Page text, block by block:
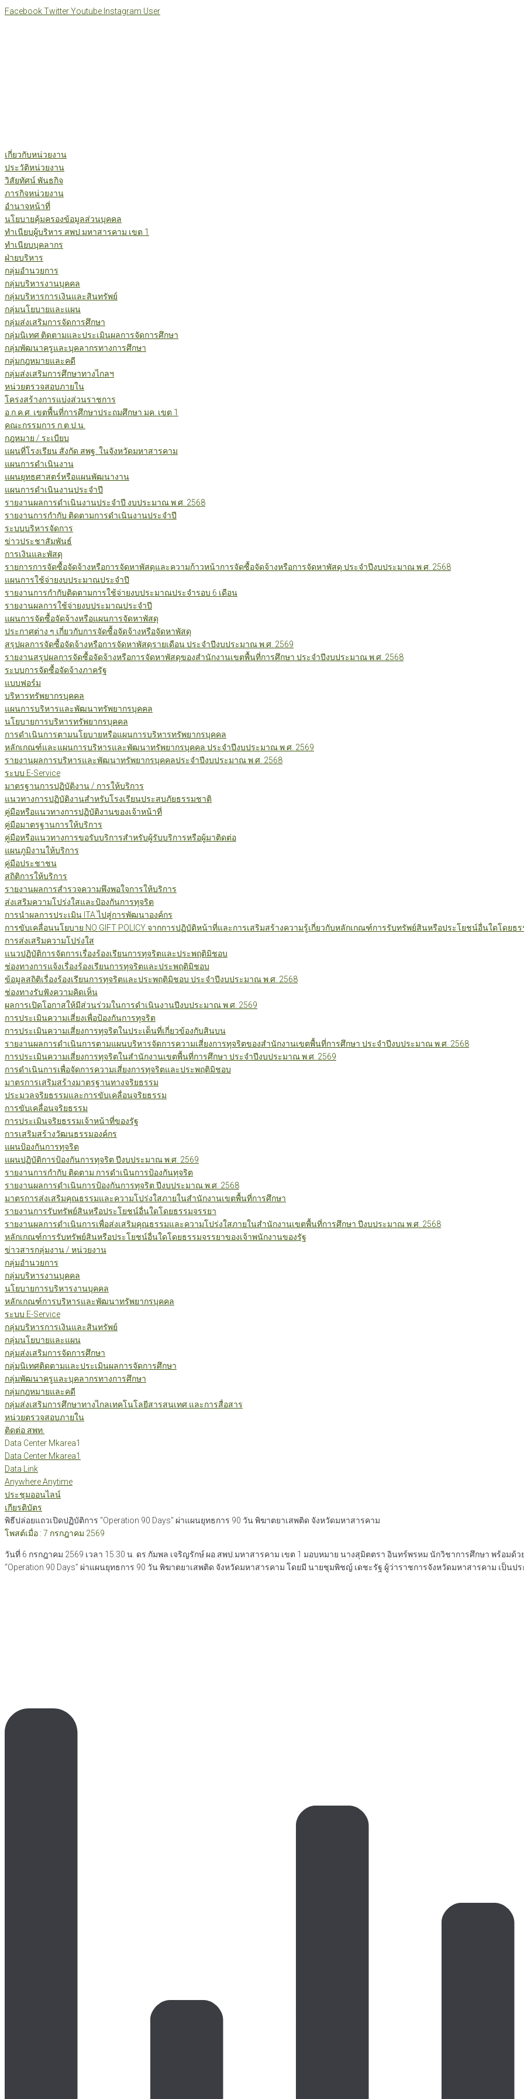
Skip
FacebookTwitterYoutube Instagram User
เกี่ยวกับหน่วยงาน
ประวัติหน่วยงาน
วิสัยทัศน์ พันธกิจ
ภารกิจหน่วยงาน
อำนาจหน้าที่
นโยบายคุ้มครองข้อมูลส่วนบุคคล
ทำเนียบผู้บริหาร สพป.มหาสารคาม เขต 1
ทำเนียบบุคลากร
ฝ่ายบริหาร
กลุ่มอำนวยการ
กลุ่มบริหารงานบุคคล
กลุ่มบริหารการเงินและสินทรัพย์
กลุ่มนโยบายและแผน
กลุ่มส่งเสริมการจัดการศึกษา
กลุ่มนิเทศ ติดตามและประเมินผลการจัดการศึกษา
กลุ่มพัฒนาครูและบุคลากรทางการศึกษา
กลุ่มกฎหมายและคดี
กลุ่มส่งเสริมการศึกษาทางไกลฯ
หน่วยตรวจสอบภายใน
โครงสร้างการแบ่งส่วนราชการ
อ.ก.ค.ศ. เขตพื้นที่การศึกษาประถมศึกษา มค. เขต 1
คณะกรรมการ ก.ต.ป.น.
กฎหมาย / ระเบียบ
แผนที่โรงเรียน สังกัด สพฐ. ในจังหวัดมหาสารคาม
แผนการดำเนินงาน
แผนยุทธศาสตร์หรือแผนพัฒนางาน
แผนการดำเนินงานประจำปี
รายงานผลการดำเนินงานประจำปี งบประมาณ พ.ศ. 2568
รายงานการกำกับ ติดตามการดำเนินงานประจำปี
ระบบบริหารจัดการ
ข่าวประชาสัมพันธ์
การเงินและพัสดุ
รายการการจัดซื้อจัดจ้างหรือการจัดหาพัสดุและความก้าวหน้าการจัดซื้อจัดจ้างหรือการจัดหาพัสดุ ประจำปีงบประมาณ พ.ศ. 2568
แผนการใช้จ่ายงบประมาณประจำปี
รายงานการกำกับติดตามการใช้จ่ายงบประมาณประจำรอบ 6 เดือน
รายงานผลการใช้จ่ายงบประมาณประจำปี
แผนการจัดซื้อจัดจ้างหรือแผนการจัดหาพัสดุ
ประกาศต่าง ๆ เกี่ยวกับการจัดซื้อจัดจ้างหรือจัดหาพัสดุ
สรุปผลการจัดซื้อจัดจ้างหรือการจัดหาพัสดุรายเดือน ประจำปีงบประมาณ พ.ศ. 2569
รายงานสรุปผลการจัดซื้อจัดจ้างหรือการจัดหาพัสดุของสำนักงานเขตพื้นที่การศึกษา ประจำปีงบประมาณ พ.ศ. 2568
ระบบการจัดซื้อจัดจ้างภาครัฐ
แบบฟอร์ม
บริหารทรัพยากรบุคคล
แผนการบริหารและพัฒนาทรัพยากรบุคคล
นโยบายการบริหารทรัพยากรบุคคล
การดำเนินการตามนโยบายหรือแผนการบริหารทรัพยากรบุคคล
หลักเกณฑ์และแผนการบริหารและพัฒนาทรัพยากรบุคคล ประจำปีงบประมาณ พ.ศ. 2569
รายงานผลการบริหารและพัฒนาทรัพยากรบุคคลประจำปีงบประมาณ พ.ศ. 2568
ระบบ E-Service
มาตรฐานการปฏิบัติงาน / การให้บริการ
แนวทางการปฏิบัติงานสำหรับโรงเรียนประสบภัยธรรมชาติ
คู่มือหรือแนวทางการปฏิบัติงานของเจ้าหน้าที่
คู่มือมาตรฐานการให้บริการ
คู่มือหรือแนวทางการขอรับบริการสำหรับผู้รับบริการหรือผู้มาติดต่อ
แผนภูมิงานให้บริการ
คู่มือประชาชน
สถิติการให้บริการ
รายงานผลการสำรวจความพึงพอใจการให้บริการ
ส่งเสริมความโปร่งใสและป้องกันการทุจริต
การนำผลการประเมิน ITA ไปสู่การพัฒนาองค์กร
การขับเคลื่อนนโยบาย NO GIFT POLICY จากการปฏิบัติหน้าที่และการเสริมสร้างความรู้เกี่ยวกับหลักเกณฑ์การรับทรัพย์สินหรือประโยชน์อื่นใดโดยธ
การส่งเสริมความโปร่งใส
แนวปฏิบัติการจัดการเรื่องร้องเรียนการทุจริตและประพฤติมิชอบ
ช่องทางการแจ้งเรื่องร้องเรียนการทุจริตและประพฤติมิชอบ
ข้อมูลสถิติเรื่องร้องเรียนการทุจริตและประพฤติมิชอบ ประจำปีงบประมาณ พ.ศ. 2568
ช่องทางรับฟังความคิดเห็น
ผลการเปิดโอกาสให้มีส่วนร่วมในการดำเนินงานปีงบประมาณ พ.ศ. 2569
การประเมินความเสี่ยงเพื่อป้องกันการทุจริต
การประเมินความเสี่ยงการทุจริตในประเด็นที่เกี่ยวข้องกับสินบน
รายงานผลการดำเนินการตามแผนบริหารจัดการความเสี่ยงการทุจริตของสำนักงานเขตพื้นที่การศึกษา ประจำปีงบประมาณ พ.ศ. 2568
การประเมินความเสี่ยงการทุจริตในสำนักงานเขตพื้นที่การศึกษา ประจำปีงบประมาณ พ.ศ. 2569
การดำเนินการเพื่อจัดการความเสี่ยงการทุจริตและประพฤติมิชอบ
มาตรการเสริมสร้างมาตรฐานทางจริยธรรม
ประมวลจริยธรรมและการขับเคลื่อนจริยธรรม
การขับเคลื่อนจริยธรรม
การประเมินจริยธรรมเจ้าหน้าที่ของรัฐ
การเสริมสร้างวัฒนธรรมองค์กร
แผนป้องกันการทุจริต
แผนปฏิบัติการป้องกันการทุจริต ปีงบประมาณ พ.ศ. 2569
รายงานการกำกับ ติดตาม การดำเนินการป้องกันทุจริต
รายงานผลการดำเนินการป้องกันการทุจริต ปีงบประมาณ พ.ศ. 2568
มาตรการส่งเสริมคุณธรรมและความโปร่งใสภายในสำนักงานเขตพื้นที่การศึกษา
รายงานการรับทรัพย์สินหรือประโยชน์อื่นใดโดยธรรมจรรยา
รายงานผลการดำเนินการเพื่อส่งเสริมคุณธรรมและความโปร่งใสภายในสำนักงานเขตพื้นที่การศึกษา ปีงบประมาณ พ.ศ. 2568
หลักเกณฑ์การรับทรัพย์สินหรือประโยชน์อื่นใดโดยธรรมจรรยาของเจ้าพนักงานของรัฐ
ข่าวสารกลุ่มงาน / หน่วยงาน
กลุ่มอำนวยการ
กลุ่มบริหารงานบุคคล
นโยบายการบริหารงานบุคคล
หลักเกณฑ์การบริหารและพัฒนาทรัพยากรบุคคล
ระบบ E-Service
กลุ่มบริหารการเงินและสินทรัพย์
กลุ่มนโยบายและแผน
กลุ่มส่งเสริมการจัดการศึกษา
กลุ่มนิเทศติดตามและประเมินผลการจัดการศึกษา
กลุ่มพัฒนาครูและบุคลากรทางการศึกษา
กลุ่มกฎหมายและคดี
กลุ่มส่งเสริมการศึกษาทางไกลเทคโนโลยีสารสนเทศ และการสื่อสาร
หน่วยตรวจสอบภายใน
ติดต่อ สพท.
Data Center Mkarea1
Data Center Mkarea1
Data Link
Anywhere Anytime
ประชุมออนไลน์
เกียรติบัตร
พิธีปล่อยแถวเปิดปฏิบัติการ "Operation 90 Days" ผ่าแผนยุทธการ 90 วัน พิฆาตยาเสพติด จังหวัดมหาสารคาม
โพสต์เมื่อ : 7 กรกฎาคม 2569
วันที่ 6 กรกฎาคม 2569 เวลา 15.30 น. ดร.กัมพล เจริญรักษ์ ผอ.สพป.มหาสารคาม เขต 1 มอบหมาย นางสุมิตตรา อินทร์พรหม นักวิชาการศึกษา พร้อม
“Operation 90 Days” ผ่าแผนยุทธการ 90 วัน พิฆาตยาเสพติด จังหวัดมหาสารคาม โดยมี นายชุมพิชญ์ เดชะรัฐ ผู้ว่าราชการจังหวัดมหาสารคาม เป็